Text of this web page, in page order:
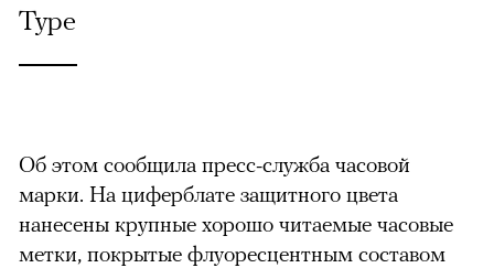
Type
Об этом сообщила пресс-служба часовой
марки. На циферблате защитного цвета
нанесены крупные хорошо читаемые часовые
метки, покрытые флуоресцентным составом